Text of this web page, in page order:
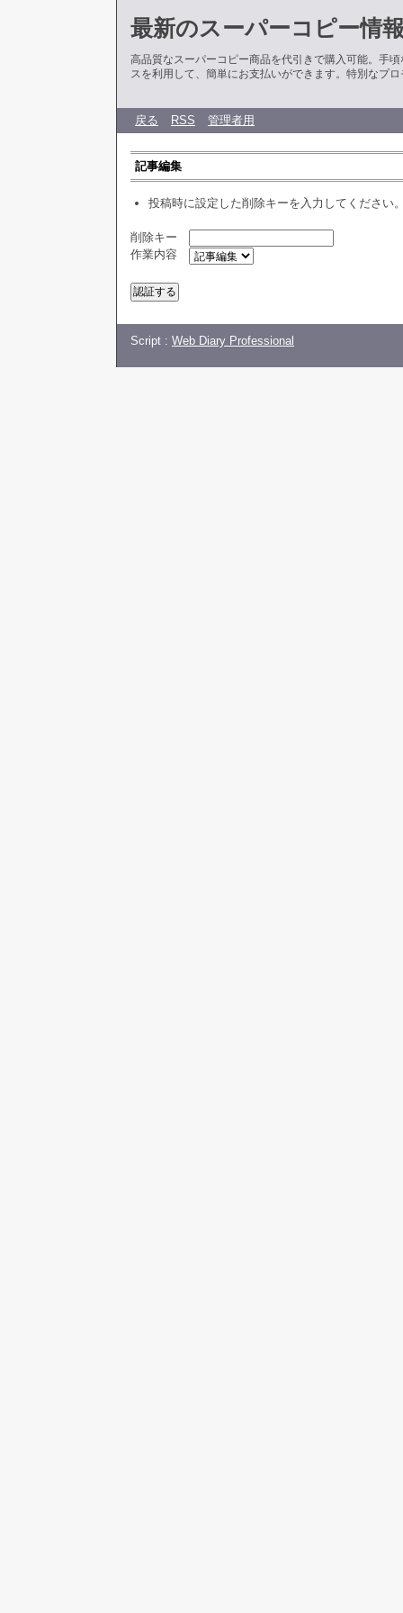
最新のスーパーコピー情
高品質なスーパーコピー商品を代引きで購入可能。手
スを利用して、簡単にお支払いができます。特別なプ
戻る RSS 管理者用
記事編集
投稿時に設定した削除キーを入力してください
削除キー
作業内容
Script : Web Diary Professional